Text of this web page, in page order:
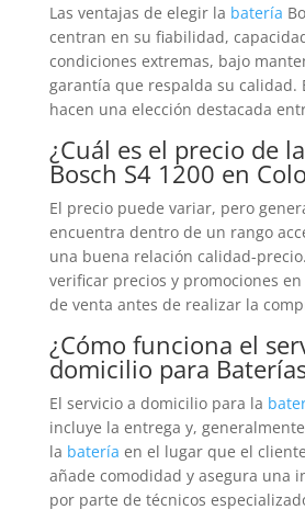
Las ventajas de elegir la batería
centran en su fiabilidad,
condiciones extremas, bajo
garantía que respalda su calidad.
hacen una elección destacada
¿Cuál es el precio de la
Bosch S4 1200 en
El precio puede variar, pero
encuentra dentro de un rango
una buena relación calidad-
verificar precios y promociones
de venta antes de realizar la
¿Cómo funciona el
domicilio para
El servicio a domicilio para la
incluye la entrega y,
la batería en el lugar que el
añade comodidad y asegura una
por parte de técnicos